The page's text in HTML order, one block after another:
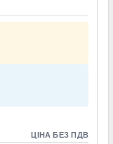
ЦІНА БЕЗ ПДВ